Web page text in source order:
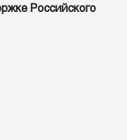
Российского